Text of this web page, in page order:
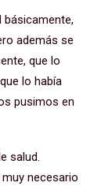
básicamente,
además se
que lo
lo había
pusimos en
salud.
necesario